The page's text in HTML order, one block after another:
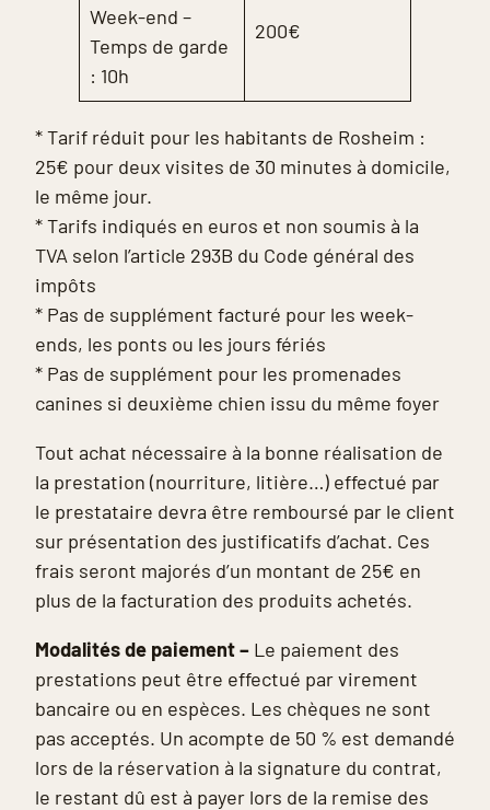
Week-end –
Temps de garde
: 10h
200€
* Tarif réduit pour les habitants de Rosheim :
25€ pour deux visites de 30 minutes à domicile,
le même jour.
* Tarifs indiqués en euros et non soumis à la
TVA selon l’article 293B du Code général des
impôts
* Pas de supplément facturé pour les week-
ends, les ponts ou les jours fériés
* Pas de supplément pour les promenades
canines si deuxième chien issu du même foyer
Tout achat nécessaire à la bonne réalisation de
la prestation (nourriture, litière…) effectué par
le prestataire devra être remboursé par le client
sur présentation des justificatifs d’achat. Ces
frais seront majorés d’un montant de 25€ en
plus de la facturation des produits achetés.
Modalités de paiement – Le paiement des
prestations peut être effectué par virement
bancaire ou en espèces. Les chèques ne sont
pas acceptés. Un acompte de 50 % est demandé
lors de la réservation à la signature du contrat,
le restant dû est à payer lors de la remise des